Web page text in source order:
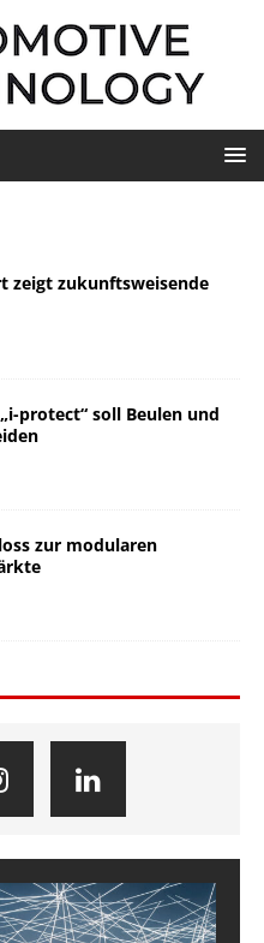
zeigt zukunftsweisende
protect“ soll Beulen und
zur modularen